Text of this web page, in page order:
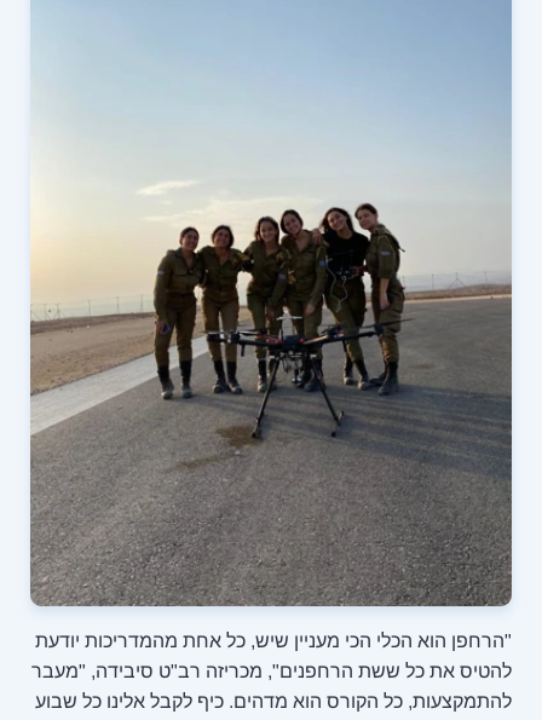
"הרחפן הוא הכלי הכי מעניין שיש, כל אחת מהמדריכות יודעת
להטיס את כל ששת הרחפנים", מכריזה רב"ט סיבידה, "מעבר
להתמקצעות, כל הקורס הוא מדהים. כיף לקבל אלינו כל שבוע